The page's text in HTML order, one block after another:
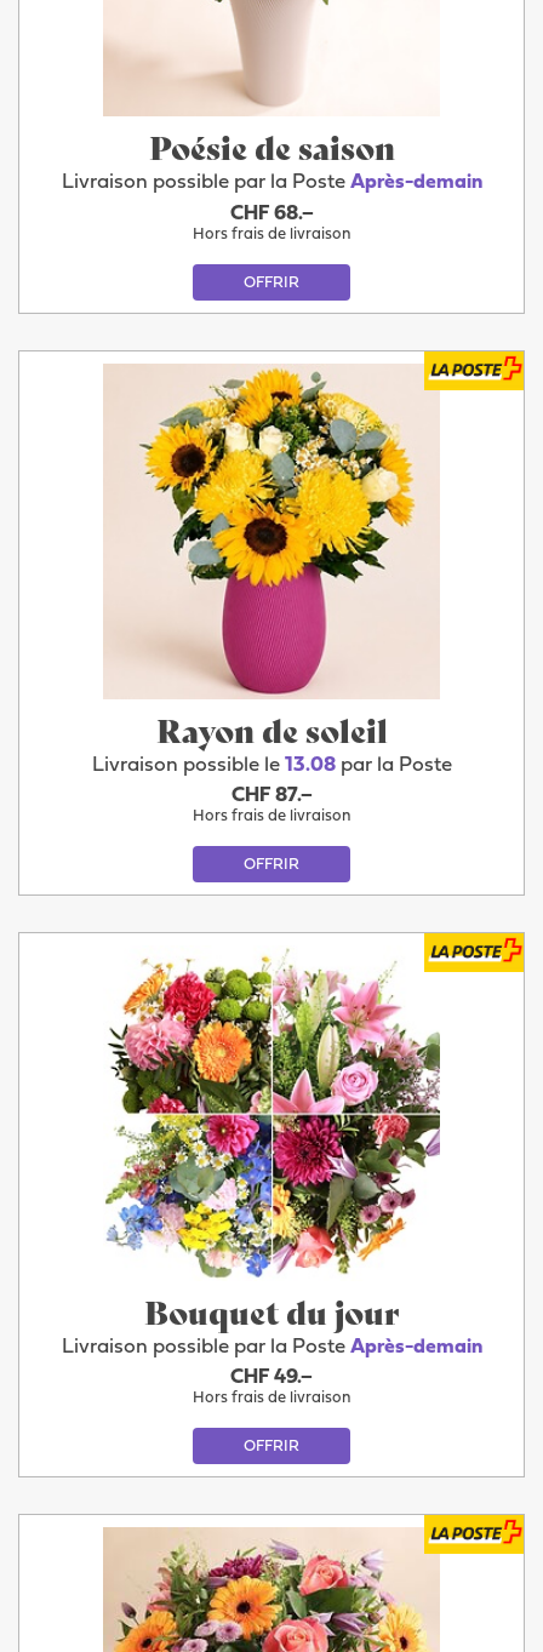
Poésie de saison
Livraison possible par la Poste Après-demain
CHF 68.–
Hors frais de livraison
OFFRIR
Rayon de soleil
Livraison possible le 13.08par la Poste
CHF 87.–
Hors frais de livraison
OFFRIR
Bouquet du jour
Livraison possible par la Poste Après-demain
CHF 49.–
Hors frais de livraison
OFFRIR